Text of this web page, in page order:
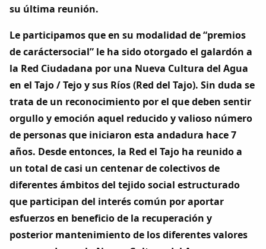
Traductor
Dichos
Cancionero Local
Apodos
Peñas
La palra
Modo oscuro
su última reunión.
Le participamos que en su modalidad de “premios
de caráctersocial” le ha sido otorgado el galardón a
la Red Ciudadana por una Nueva Cultura del Agua
en el Tajo / Tejo y sus Ríos (Red del Tajo). Sin duda se
trata de un reconocimiento por el que deben sentir
orgullo y emoción aquel reducido y valioso número
de personas que iniciaron esta andadura hace 7
años. Desde entonces, la Red el Tajo ha reunido a
un total de casi un centenar de colectivos de
diferentes ámbitos del tejido social estructurado
que participan del interés común por aportar
esfuerzos en beneficio de la recuperación y
posterior mantenimiento de los diferentes valores